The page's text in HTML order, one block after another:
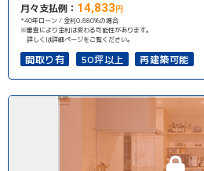
月々支払例： 14,833 円
*40年ローン / 金利0.880%の場合
※審査により金利は変わる可能性があります。
詳しくは詳細ページをご覧ください。
間取り有 50坪以上 再建築可能